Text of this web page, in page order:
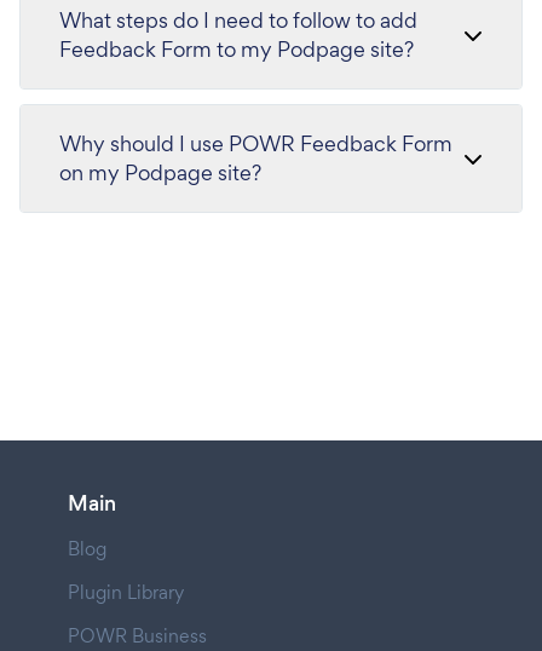
What steps do I need to follow to add
Feedback Form to my Podpage site?
Why should I use POWR Feedback Form
on my Podpage site?
Main
Blog
Plugin Library
POWR Business